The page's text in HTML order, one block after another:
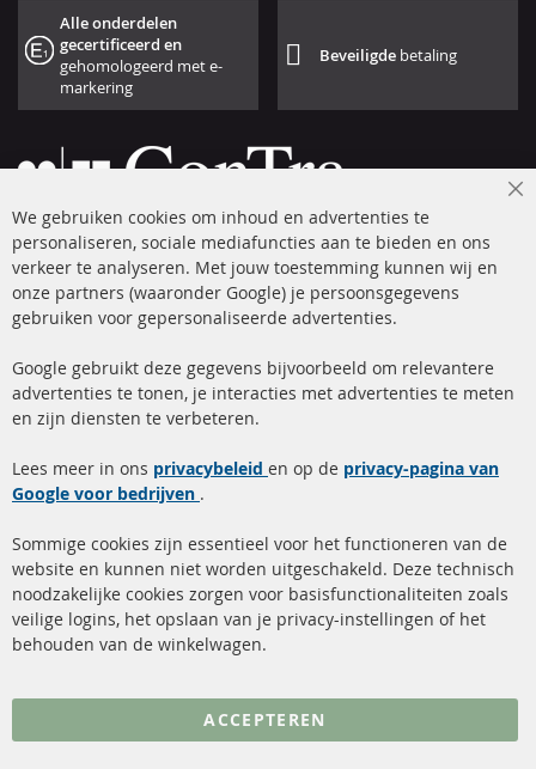
Alle onderdelen
gecertificeerd en
gehomologeerd met e-
markering
Beveiligde betaling
+49 (0) 4533 799 00 0
ma-do: 09-17 u, vr Fr 09-16 u
info@contra-automotive.de
facebook
instagram
Snelle links
Roetfilter reiniging
Katalysator (KAT)
sensoren
FAQ
Kundenservice
Verzendingskosten
Contact
Annuleer contract
Gegevensbescherming
We gebruiken cookies om inhoud en advertenties te
personaliseren, sociale mediafuncties aan te bieden en ons
verkeer te analyseren. Met jouw toestemming kunnen wij en
onze partners (waaronder Google) je persoonsgegevens
gebruiken voor gepersonaliseerde advertenties.
Google gebruikt deze gegevens bijvoorbeeld om relevantere
advertenties te tonen, je interacties met advertenties te meten
en zijn diensten te verbeteren.
Lees meer in ons privacybeleid en op de privacy-pagina van
Google voor bedrijven .
Sommige cookies zijn essentieel voor het functioneren van de
website en kunnen niet worden uitgeschakeld. Deze technisch
noodzakelijke cookies zorgen voor basisfunctionaliteiten zoals
veilige logins, het opslaan van je privacy-instellingen of het
behouden van de winkelwagen.
ACCEPTEREN